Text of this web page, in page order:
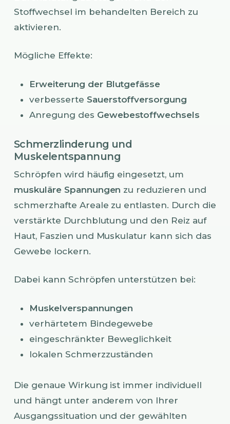
Stoffwechsel im behandelten Bereich zu
aktivieren.
Mögliche Effekte:
Erweiterung der Blutgefässe
verbesserte Sauerstoffversorgung
Anregung des Gewebestoffwechsels
Schmerzlinderung und
Muskelentspannung
Schröpfen wird häufig eingesetzt, um
muskuläre Spannungen zu reduzieren und
schmerzhafte Areale zu entlasten. Durch die
verstärkte Durchblutung und den Reiz auf
Haut, Faszien und Muskulatur kann sich das
Gewebe lockern.
Dabei kann Schröpfen unterstützen bei:
Muskelverspannungen
verhärtetem Bindegewebe
eingeschränkter Beweglichkeit
lokalen Schmerzzuständen
Die genaue Wirkung ist immer individuell
und hängt unter anderem von Ihrer
Ausgangssituation und der gewählten